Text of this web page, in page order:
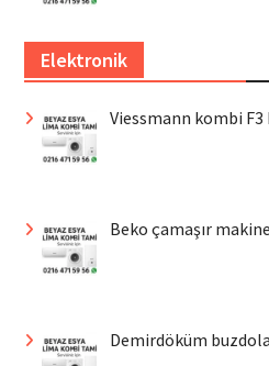
Elektronik
Viessmann kombi
Beko çamaşır
Demirdöküm